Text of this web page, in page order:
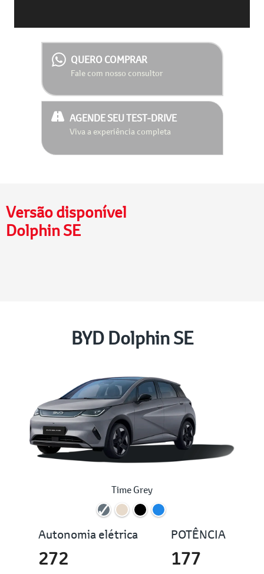
QUERO COMPRAR
Fale com nosso consultor
AGENDE SEU TEST-DRIVE
Viva a experiência completa
Versão disponível
Dolphin SE
BYD Dolphin SE
Time Grey
Autonomia elétrica
272
POTÊNCIA
177